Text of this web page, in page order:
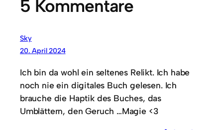
5 Kommentare
Sky
20. April 2024
Ich bin da wohl ein seltenes Relikt. Ich habe
noch nie ein digitales Buch gelesen. Ich
brauche die Haptik des Buches, das
Umblättern, den Geruch …Magie <3